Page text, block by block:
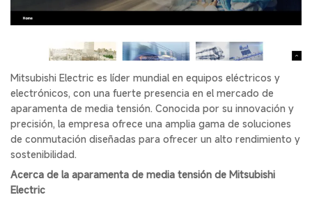
Mitsubishi Electric es líder mundial en equipos eléctricos y
electrónicos, con una fuerte presencia en el mercado de
aparamenta de media tensión. Conocida por su innovación y
precisión, la empresa ofrece una amplia gama de soluciones
de conmutación diseñadas para ofrecer un alto rendimiento y
sostenibilidad.
Acerca de la aparamenta de media tensión de Mitsubishi
Electric